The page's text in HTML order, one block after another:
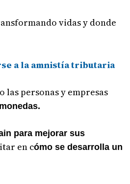
vidas y donde
a la amnistía tributaria
las personas y empresas
para mejorar sus
en cómo se desarrolla un